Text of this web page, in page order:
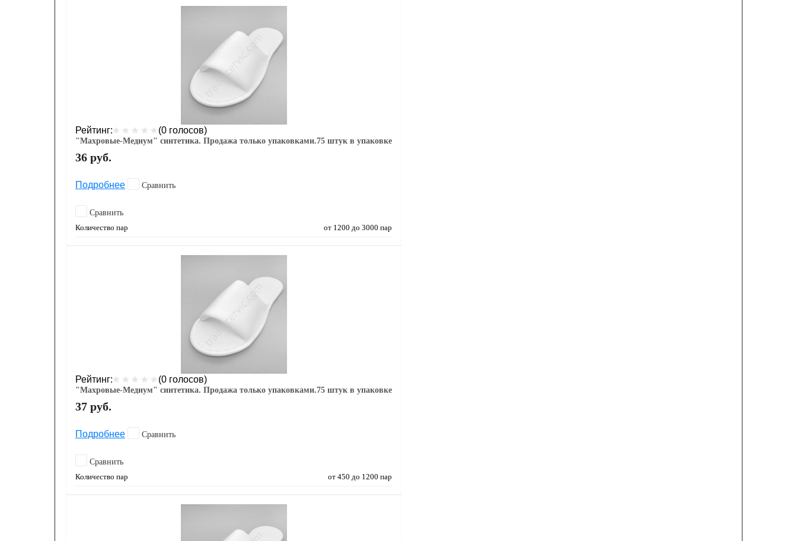
Рейтинг: (0 голосов)
"Махровые-Медиум" синтетика. Продажа только упаковками.75 штук в упаковке
36 руб.
Подробнее Сравнить
Сравнить
Количество пар
от 1200 до 3000 пар
Рейтинг: (0 голосов)
"Махровые-Медиум" синтетика. Продажа только упаковками.75 штук в упаковке
37 руб.
Подробнее Сравнить
Сравнить
Количество пар
от 450 до 1200 пар